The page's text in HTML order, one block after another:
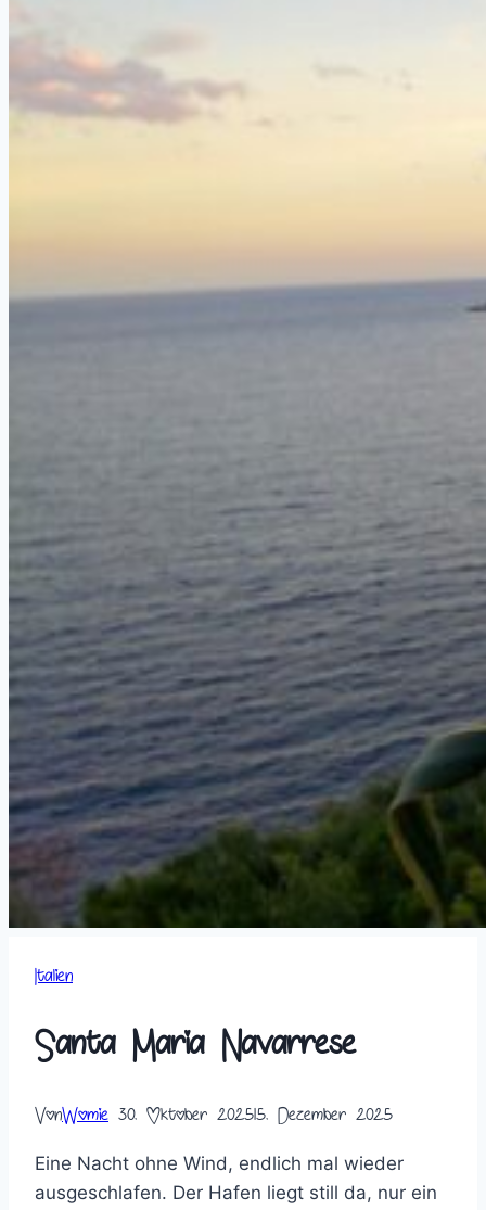
Italien
Santa Maria Navarrese
VonWomie 30. Oktober 202515. Dezember 2025
Eine Nacht ohne Wind, endlich mal wieder
ausgeschlafen. Der Hafen liegt still da, nur ein